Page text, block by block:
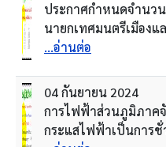
ประกาศกำหนดจำนวน
นายกเทศมนตรีเมืองแ
...อ่านต่อ
04 กันยายน 2024
การไฟฟ้าส่วนภูมิภาค
กระแสไฟฟ้าเป็นการชั่